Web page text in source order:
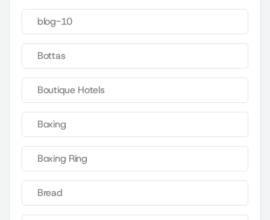
blog-10
Bottas
Boutique Hotels
Boxing
Boxing Ring
Bread